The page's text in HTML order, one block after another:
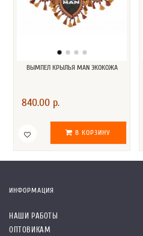
ВЫМПЕЛ КРЫЛЬЯ MAN ЭКОКОЖА
840.00 р.
В КОРЗИНУ
ИНФОРМАЦИЯ
НАШИ РАБОТЫ
ОПТОВИКАМ